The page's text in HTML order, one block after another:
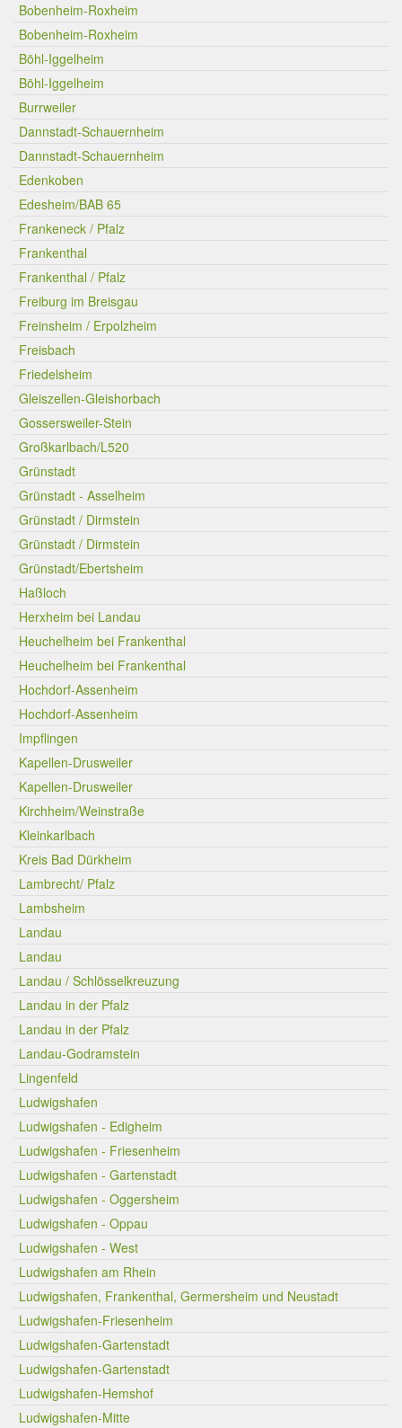
Bobenheim-Roxheim
Bobenheim-Roxheim
Böhl-Iggelheim
Böhl-Iggelheim
Burrweiler
Dannstadt-Schauernheim
Dannstadt-Schauernheim
Edenkoben
Edesheim/BAB 65
Frankeneck / Pfalz
Frankenthal
Frankenthal / Pfalz
Freiburg im Breisgau
Freinsheim / Erpolzheim
Freisbach
Friedelsheim
Gleiszellen-Gleishorbach
Gossersweiler-Stein
Großkarlbach/L520
Grünstadt
Grünstadt - Asselheim
Grünstadt / Dirmstein
Grünstadt / Dirmstein
Grünstadt/Ebertsheim
Haßloch
Herxheim bei Landau
Heuchelheim bei Frankenthal
Heuchelheim bei Frankenthal
Hochdorf-Assenheim
Hochdorf-Assenheim
Impflingen
Kapellen-Drusweiler
Kapellen-Drusweiler
Kirchheim/Weinstraße
Kleinkarlbach
Kreis Bad Dürkheim
Lambrecht/ Pfalz
Lambsheim
Landau
Landau
Landau / Schlösselkreuzung
Landau in der Pfalz
Landau in der Pfalz
Landau-Godramstein
Lingenfeld
Ludwigshafen
Ludwigshafen - Edigheim
Ludwigshafen - Friesenheim
Ludwigshafen - Gartenstadt
Ludwigshafen - Oggersheim
Ludwigshafen - Oppau
Ludwigshafen - West
Ludwigshafen am Rhein
Ludwigshafen, Frankenthal, Germersheim und Neustadt
Ludwigshafen-Friesenheim
Ludwigshafen-Gartenstadt
Ludwigshafen-Gartenstadt
Ludwigshafen-Hemshof
Ludwigshafen-Mitte